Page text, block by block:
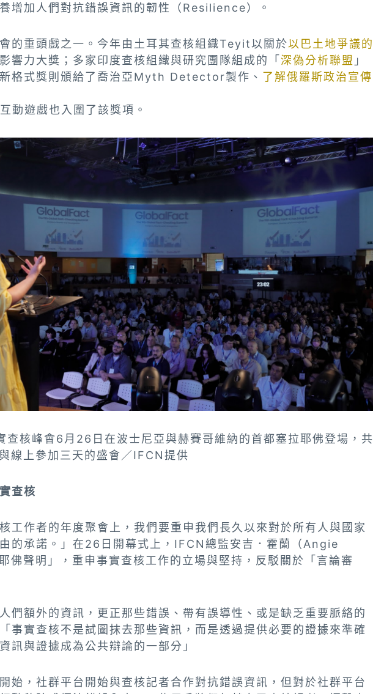
增加人們對抗錯誤資訊的韌性（Resilience）。
的重頭戲之一。今年由土耳其查核組織Teyit以關於以巴土地爭議的
響力大獎；多家印度查核組織與研究團隊組成的「 深偽分析聯盟 」
格式獎則頒給了喬治亞Myth Detector製作、 了解俄羅斯政治宣傳
互動遊戲也入圍了該獎項。
查核峰會6月26日在波士尼亞與赫賽哥維納的首都塞拉耶佛登場，共
線上參加三天的盛會／IFCN提供
查核
工作者的年度聚會上，我們要重申我們長久以來對於所有人與國家
的承諾。」在26日開幕式上，IFCN總監安吉．霍蘭（Angie
佛聲明」，重申事實查核工作的立場與堅持，反駁關於「言論審
們額外的資訊，更正那些錯誤、帶有誤導性、或是缺乏重要脈絡的
事實查核不是試圖抹去那些資訊，而是透過提供必要的證據來準確
訊與證據成為公共辯論的一部分」
始，社群平台開始與查核記者合作對抗錯誤資訊，但對於社群平台